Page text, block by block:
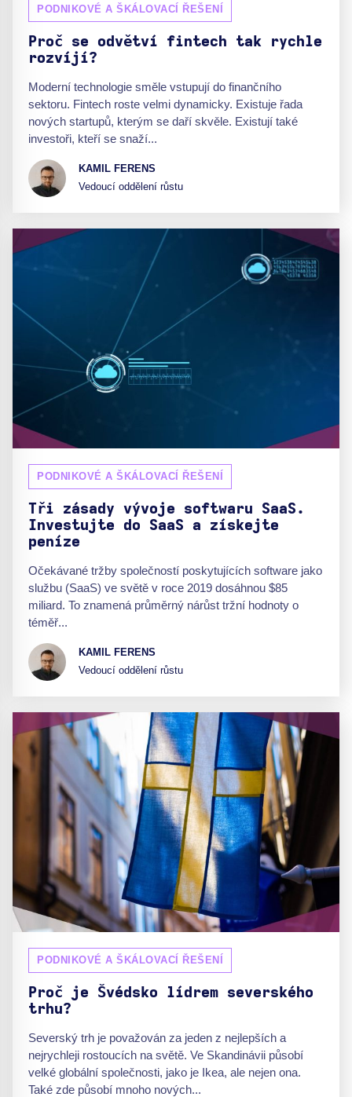
PODNIKOVÉ A ŠKÁLOVACÍ ŘEŠENÍ
Proč se odvětví fintech tak rychle
rozvíjí?
Moderní technologie směle vstupují do finančního
sektoru. Fintech roste velmi dynamicky. Existuje řada
nových startupů, kterým se daří skvěle. Existují také
investoři, kteří se snaží...
KAMIL FERENS
Vedoucí oddělení růstu
PODNIKOVÉ A ŠKÁLOVACÍ ŘEŠENÍ
Tři zásady vývoje softwaru SaaS.
Investujte do SaaS a získejte
peníze
Očekávané tržby společností poskytujících software jako
službu (SaaS) ve světě v roce 2019 dosáhnou $85
miliard. To znamená průměrný nárůst tržní hodnoty o
téměř...
KAMIL FERENS
Vedoucí oddělení růstu
PODNIKOVÉ A ŠKÁLOVACÍ ŘEŠENÍ
Proč je Švédsko lídrem severského
trhu?
Severský trh je považován za jeden z nejlepších a
nejrychleji rostoucích na světě. Ve Skandinávii působí
velké globální společnosti, jako je Ikea, ale nejen ona.
Také zde působí mnoho nových...